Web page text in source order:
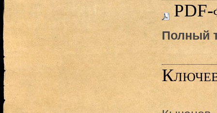
PDF-
Полный